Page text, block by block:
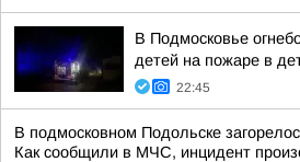
В Подмосковье
детей на пожаре в
22:45
В подмосковном Подольске
Как сообщили в МЧС, инцидент